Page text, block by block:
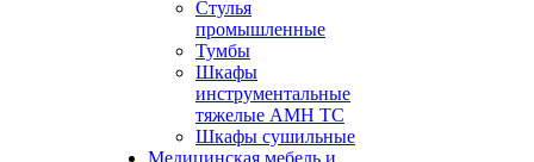
Стулья
промышленные
Тумбы
Шкафы
инструментальные
тяжелые АМН ТС
Шкафы сушильные
Медицинская мебель и